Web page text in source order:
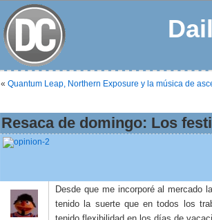
« Quantum Leap, Northern Exposure y la música de
Resaca de domingo: Los
Desde que me incorporé al mercado
tenido la suerte que en todos los